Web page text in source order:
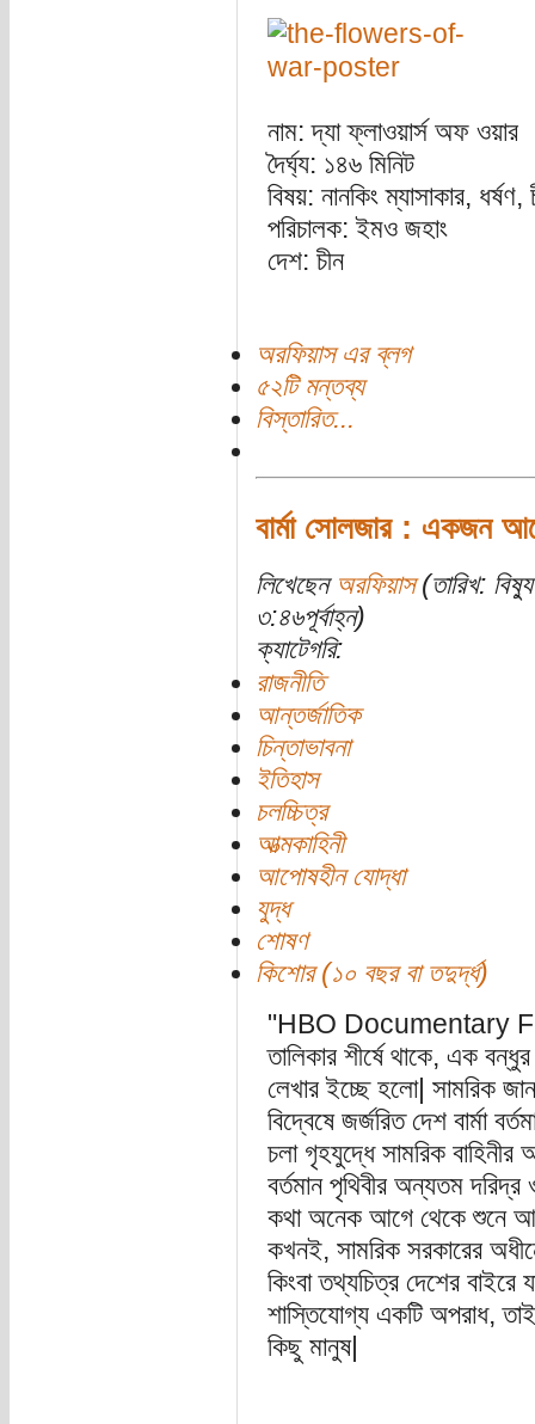
নাম: দ্যা ফ্লাওয়ার্স অফ ওয়ার
দৈর্ঘ্য: ১৪৬ মিনিট
বিষয়: নানকিং ম্যাসাকার,
পরিচালক: ইমও জহাং
দেশ: চীন
অরফিয়াস এর ব্লগ
৫২টি মন্তব্য
বিস্তারিত...
বার্মা সোলজার : একজন
লিখেছেন অরফিয়াস(তারিখ:
৩:৪৬পূর্বাহ্ন)
ক্যাটেগরি:
রাজনীতি
আন্তর্জাতিক
চিন্তাভাবনা
ইতিহাস
চলচ্চিত্র
আত্মকাহিনী
আপোষহীন যোদ্ধা
যুদ্ধ
শোষণ
কিশোর (১০ বছর বা তদুর্দ্ধ)
"HBO Documentary
তালিকার শীর্ষে থাকে, এক
লেখার ইচ্ছে হলো| সামরিক
বিদ্বেষে জর্জরিত দেশ বার্মা
চলা গৃহযুদ্ধে সামরিক
বর্তমান পৃথিবীর অন্যতম
কথা অনেক আগে থেকে শুনে
কখনই, সামরিক সরকারের
কিংবা তথ্যচিত্র দেশের বাইরে
শাস্তিযোগ্য একটি অপরাধ,
কিছু মানুষ|